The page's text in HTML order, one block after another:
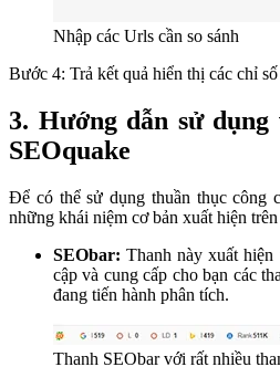
Nhập các Urls cần so sánh
Bước 4: Trả kết quả hiển thị các chỉ số
3. Hướng dẫn sử
SEOquake
Để có thể sử dụng thuần thục công
những khái niệm cơ bản xuất hiện
SEObar: Thanh này xuất
cập và cung cấp cho bạn các
đang tiến hành phân tích.
Thanh SEObar với rất nhiều